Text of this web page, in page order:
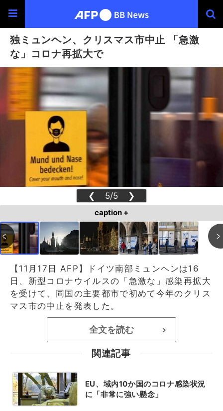
独ミュンヘン、クリスマス市中止 「急激
な」コロナ再拡大で
❮ 5/5 ❯
caption +
【11月17日 AFP】ドイツ南部ミュンヘンは16
日、新型コロナウイルスの「急激な」感染再拡大
を受けて、同国の主要都市で初めて今年のクリス
マス市の中止を発表した。
全文を読む >
関連記事
EU、域内10か国のコロナ感染状況
に「非常に強い懸念」